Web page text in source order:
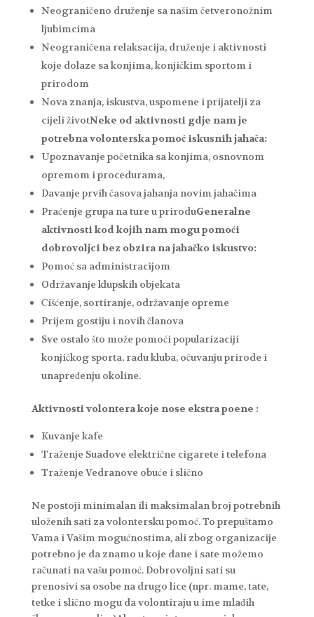
Neograničeno druženje sa našim četveronožnim
ljubimcima
Neograničena relaksacija, druženje i aktivnosti
koje dolaze sa konjima, konjičkim sportom i
prirodom
Nova znanja, iskustva, uspomene i prijatelji za
cijeli životNeke od aktivnosti gdje nam je
potrebna volonterska pomoć iskusnih jahača:
Upoznavanje početnika sa konjima, osnovnom
opremom i procedurama,
Davanje prvih časova jahanja novim jahačima
Praćenje grupa na ture u priroduGeneralne
aktivnosti kod kojih nam mogu pomoći
dobrovoljci bez obzira na jahačko iskustvo:
Pomoć sa administracijom
Održavanje klupskih objekata
Čišćenje, sortiranje, održavanje opreme
Prijem gostiju i novih članova
Sve ostalo što može pomoći popularizaciji
konjičkog sporta, radu kluba, očuvanju prirode i
unapređenju okoline.
Aktivnosti volontera koje nose ekstra poene :
Kuvanje kafe
Traženje Suadove električne cigarete i telefona
Traženje Vedranove obuće i slično
Ne postoji minimalan ili maksimalan broj potrebnih
uloženih sati za volontersku pomoć. To prepuštamo
Vama i Vašim mogućnostima, ali zbog organizacije
potrebno je da znamo u koje dane i sate možemo
računati na vašu pomoć. Dobrovoljni sati su
prenosivi sa osobe na drugo lice (npr. mame, tate,
tetke i slično mogu da volontiraju u ime mlađih